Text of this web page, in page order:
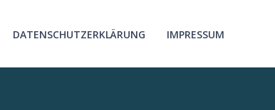
DATENSCHUTZERKLÄRUNG IMPRESSUM